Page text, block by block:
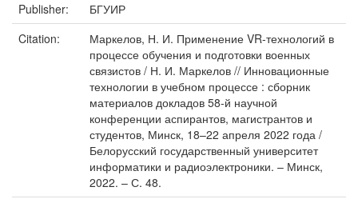
Publisher:
БГУИР
Citation:
Маркелов, Н. И. Применение VR-технологий в
процессе обучения и подготовки военных
связистов / Н. И. Маркелов // Инновационные
технологии в учебном процессе : сборник
материалов докладов 58-й научной
конференции аспирантов, магистрантов и
студентов, Минск, 18–22 апреля 2022 года /
Белорусский государственный университет
информатики и радиоэлектроники. – Минск,
2022. – С. 48.